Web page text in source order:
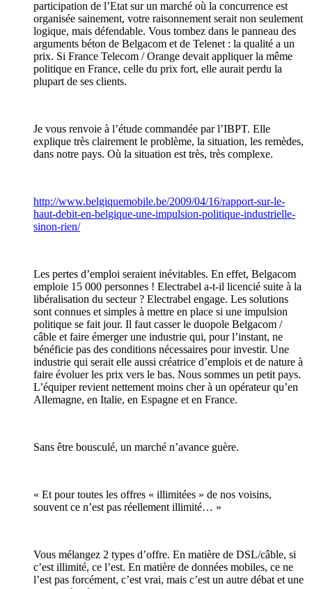
participation de l’Etat sur un marché où la concurrence est
organisée sainement, votre raisonnement serait non seulement
logique, mais défendable. Vous tombez dans le panneau des
arguments béton de Belgacom et de Telenet : la qualité a un
prix. Si France Telecom / Orange devait appliquer la même
politique en France, celle du prix fort, elle aurait perdu la
plupart de ses clients.
Je vous renvoie à l’étude commandée par l’IBPT. Elle
explique très clairement le problème, la situation, les remèdes,
dans notre pays. Où la situation est très, très complexe.
http://www.belgiquemobile.be/2009/04/16/rapport-sur-le-
haut-debit-en-belgique-une-impulsion-politique-industrielle-
sinon-rien/
Les pertes d’emploi seraient inévitables. En effet, Belgacom
emploie 15 000 personnes ! Electrabel a-t-il licencié suite à la
libéralisation du secteur ? Electrabel engage. Les solutions
sont connues et simples à mettre en place si une impulsion
politique se fait jour. Il faut casser le duopole Belgacom /
câble et faire émerger une industrie qui, pour l’instant, ne
bénéficie pas des conditions nécessaires pour investir. Une
industrie qui serait elle aussi créatrice d’emplois et de nature à
faire évoluer les prix vers le bas. Nous sommes un petit pays.
L’équiper revient nettement moins cher à un opérateur qu’en
Allemagne, en Italie, en Espagne et en France.
Sans être bousculé, un marché n’avance guère.
« Et pour toutes les offres « illimitées » de nos voisins,
souvent ce n’est pas réellement illimité… »
Vous mélangez 2 types d’offre. En matière de DSL/câble, si
c’est illimité, ce l’est. En matière de données mobiles, ce ne
l’est pas forcément, c’est vrai, mais c’est un autre débat et une